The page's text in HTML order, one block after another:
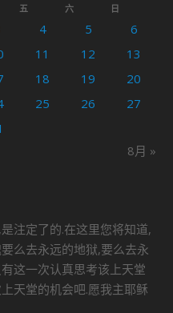
五 六 日
8月 »
4 5
6
11 12
13
18 19
20
25 26
27
注定了的.在这里您将知道,
么去永远的地狱,要么去永
这一次认真思考该上天堂
天堂的机会吧.愿我主耶稣